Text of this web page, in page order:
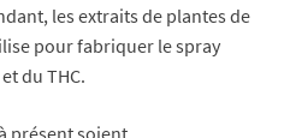
les extraits de plantes de
pour fabriquer le spray
du THC.
présent soient